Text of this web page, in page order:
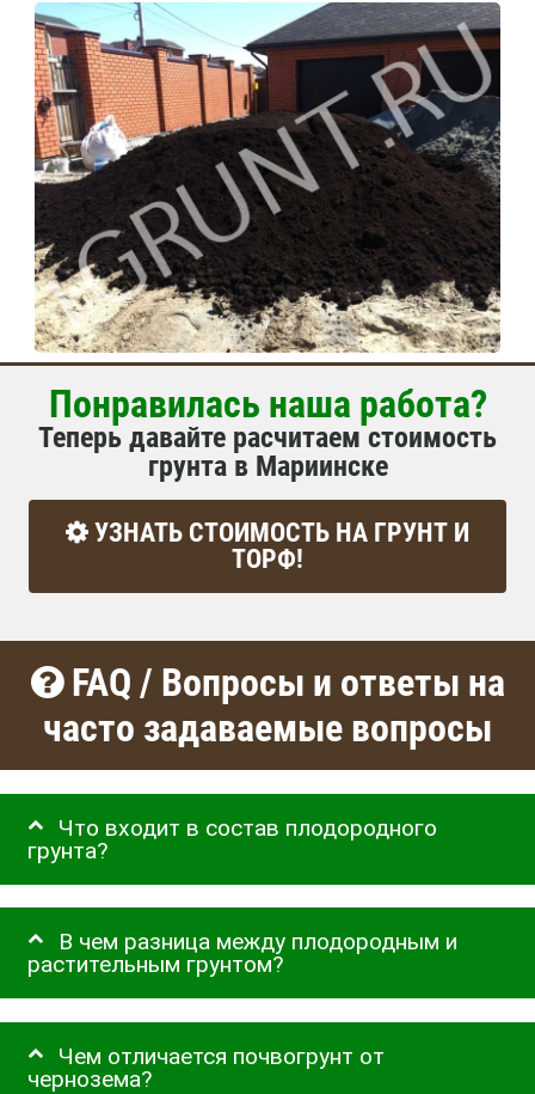
Понравилась наша работа?
Теперь давайте расчитаем стоимость
грунта в Мариинске
УЗНАТЬ СТОИМОСТЬ НА ГРУНТ И
ТОРФ!
FAQ / Вопросы и ответы на
часто задаваемые вопросы
Что входит в состав плодородного
грунта?
В чем разница между плодородным и
растительным грунтом?
Чем отличается почвогрунт от
чернозема?